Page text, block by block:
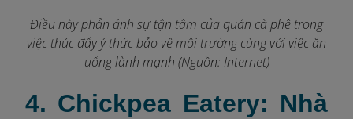
Điều này phản ánh sự tận tâm của quán cà phê trong
việc thúc đẩy ý thức bảo vệ môi trường cùng với việc ăn
uống lành mạnh (Nguồn: Internet)
4. Chickpea Eatery: Nhà